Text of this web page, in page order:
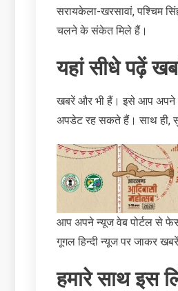
सरायकेला-खरसावां, पश्चिम
चलने के संकेत मिले हैं।
यहां सीधे पढ़ें
खबरें और भी हैं। इसे आप अपने
अपडेट रह सकते हैं। साथ ही,
आप अपने न्‍यूज वेब पोर्टल से
गूगल हिन्‍दी न्‍यूज पर जाकर
हमारे साथ इस